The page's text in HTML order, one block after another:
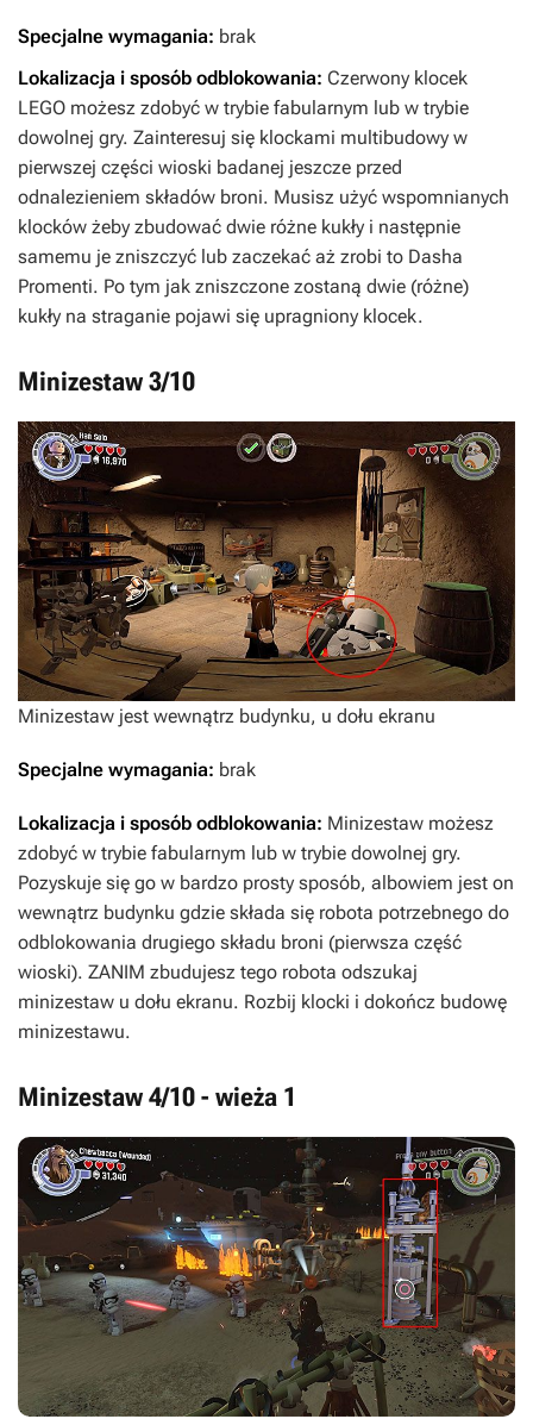
Specjalne wymagania: brak
Lokalizacja i sposób odblokowania: Czerwony klocek
LEGO możesz zdobyć w trybie fabularnym lub w trybie
dowolnej gry. Zainteresuj się klockami multibudowy w
pierwszej części wioski badanej jeszcze przed
odnalezieniem składów broni. Musisz użyć wspomnianych
klocków żeby zbudować dwie różne kukły i następnie
samemu je zniszczyć lub zaczekać aż zrobi to Dasha
Promenti. Po tym jak zniszczone zostaną dwie (różne)
kukły na straganie pojawi się upragniony klocek.
Minizestaw 3/10
Minizestaw jest wewnątrz budynku, u dołu ekranu
Specjalne wymagania: brak
Lokalizacja i sposób odblokowania: Minizestaw możesz
zdobyć w trybie fabularnym lub w trybie dowolnej gry.
Pozyskuje się go w bardzo prosty sposób, albowiem jest on
wewnątrz budynku gdzie składa się robota potrzebnego do
odblokowania drugiego składu broni (pierwsza część
wioski). ZANIM zbudujesz tego robota odszukaj
minizestaw u dołu ekranu. Rozbij klocki i dokończ budowę
minizestawu.
Minizestaw 4/10 - wieża 1